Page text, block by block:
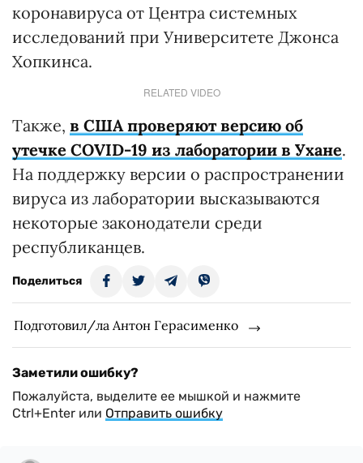
коронавируса от Центра системных
исследований при Университете Джонса
Хопкинса.
RELATED VIDEO
Также, в США проверяют версию об
утечке COVID-19 из лаборатории в Ухане.
На поддержку версии о распространении
вируса из лаборатории высказываются
некоторые законодатели среди
республиканцев.
Поделиться
Подготовил/ла Антон Герасименко
Заметили ошибку?
Пожалуйста, выделите ее мышкой и нажмите
Ctrl+Enter или Отправить ошибку